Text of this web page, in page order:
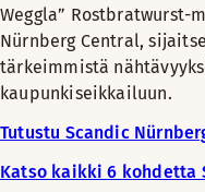
Weggla” Rostbratwurst-
Nürnberg Central,
tärkeimmistä
kaupunkiseikkailuun.
Tutustu Scandic
Katso kaikki 6 kohdetta